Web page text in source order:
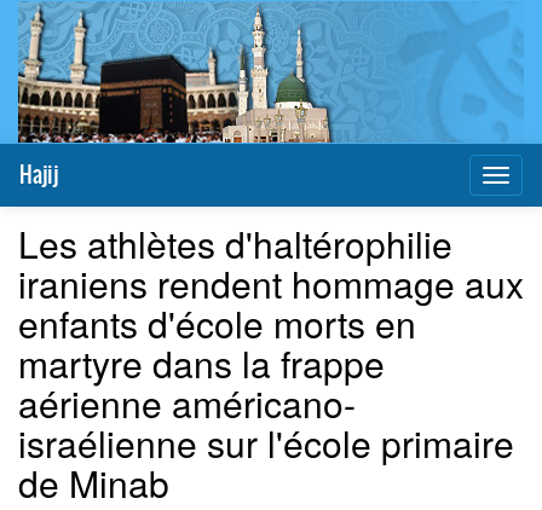
Hajij
Les athlètes d'haltérophilie
iraniens rendent hommage aux
enfants d'école morts en
martyre dans la frappe
aérienne américano-
israélienne sur l'école primaire
de Minab